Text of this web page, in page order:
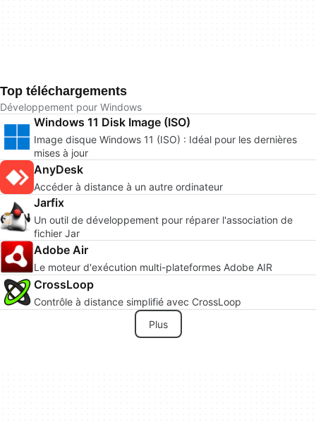
Top téléchargements
Développement pour Windows
Windows 11 Disk Image (ISO)
Image disque Windows 11 (ISO) : Idéal pour les dernières
mises à jour
AnyDesk
Accéder à distance à un autre ordinateur
Jarfix
Un outil de développement pour réparer l'association de
fichier Jar
Adobe Air
Le moteur d'exécution multi-plateformes Adobe AIR
CrossLoop
Contrôle à distance simplifié avec CrossLoop
Plus